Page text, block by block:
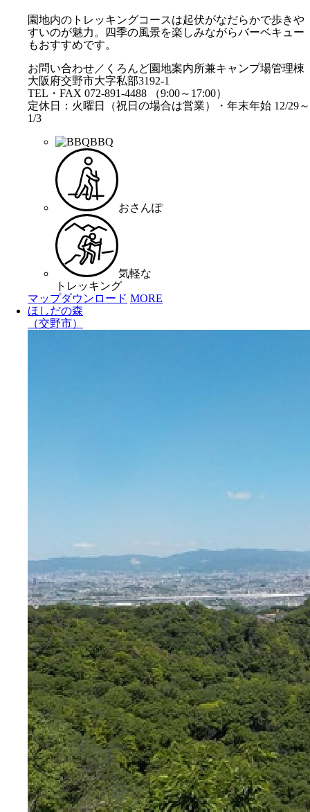
園地内のトレッキングコースは起伏がなだらかで歩きや
すいのが魅力。四季の風景を楽しみながらバーベキュー
もおすすめです。
お問い合わせ／くろんど園地案内所兼キャンプ場管理棟
大阪府交野市大字私部3192-1
TEL・FAX 072-891-4488 （9:00～17:00）
定休日：火曜日（祝日の場合は営業）・年末年始 12/29～
1/3
BBQ
おさんぽ
気軽な
トレッキング
マップダウンロード MORE
ほしだの森
（交野市）